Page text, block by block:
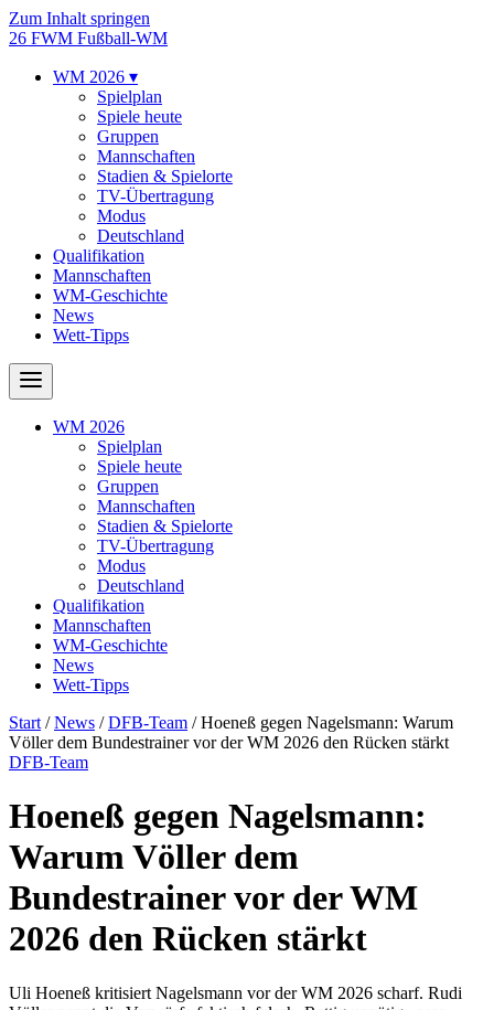
Zum Inhalt springen
26 FWM Fußball-WM
WM 2026 ▾
Spielplan
Spiele heute
Gruppen
Mannschaften
Stadien & Spielorte
TV-Übertragung
Modus
Deutschland
Qualifikation
Mannschaften
WM-Geschichte
News
Wett-Tipps
WM 2026
Spielplan
Spiele heute
Gruppen
Mannschaften
Stadien & Spielorte
TV-Übertragung
Modus
Deutschland
Qualifikation
Mannschaften
WM-Geschichte
News
Wett-Tipps
Start /News /DFB-Team /Hoeneß gegen Nagelsmann: Warum
Völler dem Bundestrainer vor der WM 2026 den Rücken stärkt
DFB-Team
Hoeneß gegen Nagelsmann:
Warum Völler dem
Bundestrainer vor der WM
2026 den Rücken stärkt
Uli Hoeneß kritisiert Nagelsmann vor der WM 2026 scharf. Rudi